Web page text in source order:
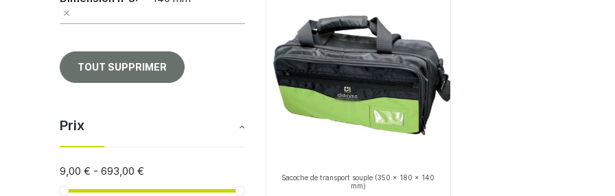
Sacoche de transport souple (350 x 180 x 140
mm)
TOUT SUPPRIMER
Prix
9,00 € - 693,00 €